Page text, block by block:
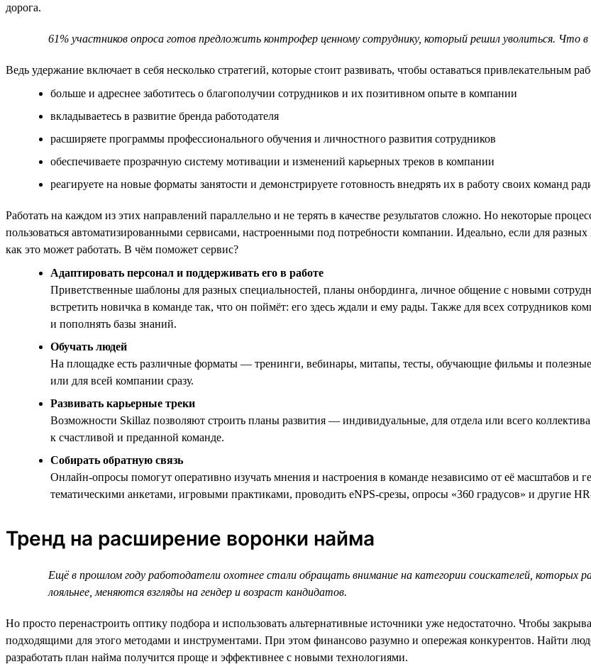
дорога.
61% участников опроса готов предложить контрофер ценному сотруднику, который решил уволиться. Что
Ведь удержание включает в себя несколько стратегий, которые стоит развивать, чтобы оставаться привлекательным
больше и адреснее заботитесь о благополучии сотрудников и их позитивном опыте в компании
вкладываетесь в развитие бренда работодателя
расширяете программы профессионального обучения и личностного развития сотрудников
обеспечиваете прозрачную систему мотивации и изменений карьерных треков в компании
реагируете на новые форматы занятости и демонстрируете готовность внедрять их в работу своих команд
Работать на каждом из этих направлений параллельно и не терять в качестве результатов сложно. Но некоторые
пользоваться автоматизированными сервисами, настроенными под потребности компании. Идеально, если для
как это может работать. В чём поможет сервис?
Адаптировать персонал и поддерживать его в работе
Приветственные шаблоны для разных специальностей, планы онбординга, личное общение с новыми
встретить новичка в команде так, что он поймёт: его здесь ждали и ему рады. Также для всех сотрудников
и пополнять базы знаний.
Обучать людей
На площадке есть различные форматы — тренинги, вебинары, митапы, тесты, обучающие фильмы и
или для всей компании сразу.
Развивать карьерные треки
Возможности Skillaz позволяют строить планы развития — индивидуальные, для отдела или всего
к счастливой и преданной команде.
Собирать обратную связь
Онлайн-опросы помогут оперативно изучать мнения и настроения в команде независимо от её масштабов
тематическими анкетами, игровыми практиками, проводить eNPS-срезы, опросы «360 градусов» и другие
Тренд на расширение воронки найма
Ещё в прошлом году работодатели охотнее стали обращать внимание на категории соискателей, которых
лояльнее, меняются взгляды на гендер и возраст кандидатов.
Но просто перенастроить оптику подбора и использовать альтернативные источники уже недостаточно. Чтобы
подходящими для этого методами и инструментами. При этом финансово разумно и опережая конкурентов. Найти
разработать план найма получится проще и эффективнее с новыми технологиями.